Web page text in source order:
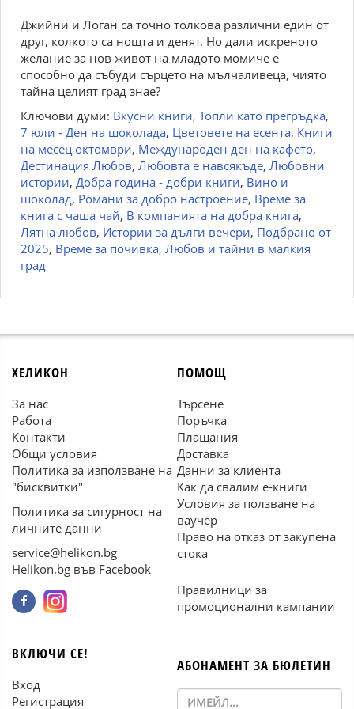
Джийни и Логан са точно толкова различни един от
друг, колкото са нощта и денят. Но дали искреното
желание за нов живот на младото момиче е
способно да събуди сърцето на мълчаливеца, чиято
тайна целият град знае?
Ключови думи: Вкусни книги, Топли като прегръдка,
7 юли - Ден на шоколада, Цветовете на есента, Книги
на месец октомври, Международен ден на кафето,
Дестинация Любов, Любовта е навсякъде, Любовни
истории, Добра година - добри книги, Вино и
шоколад, Романи за добро настроение, Време за
книга с чаша чай, В компанията на добра книга,
Лятна любов, Истории за дълги вечери, Подбрано от
2025, Време за почивка, Любов и тайни в малкия
град
ХЕЛИКОН
За нас
Работа
Контакти
Общи условия
Политика за използване на
"бисквитки"
Политика за сигурност на
личните данни
service@helikon.bg
Helikon.bg във Facebook
ПОМОЩ
Търсене
Поръчка
Плащания
Доставка
Данни за клиента
Как да свалим е-книги
Условия за ползване на
ваучер
Право на отказ от закупена
стока
Правилници за
промоционални кампании
ВКЛЮЧИ СЕ!
Вход
Регистрация
АБОНАМЕНТ ЗА БЮЛЕТИН